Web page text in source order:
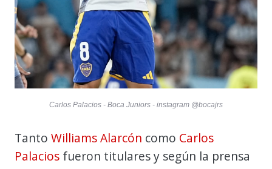
Carlos Palacios - Boca Juniors - instagram @bocajrs
Tanto Williams Alarcón como Carlos
Palacios fueron titulares y según la prensa